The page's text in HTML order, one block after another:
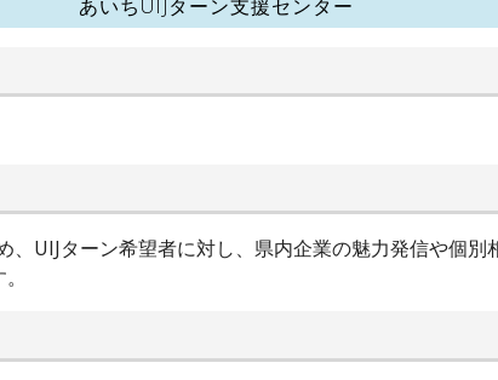
あいちUIJターン支援センター
、UIJターン希望者に対し、県内企業の魅力発信や個